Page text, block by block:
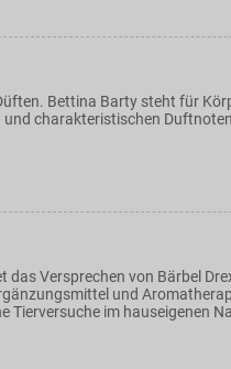
Bettina Barty steht für
und charakteristischen
das Versprechen von Bärbel
und
Tierversuche im hauseigenen